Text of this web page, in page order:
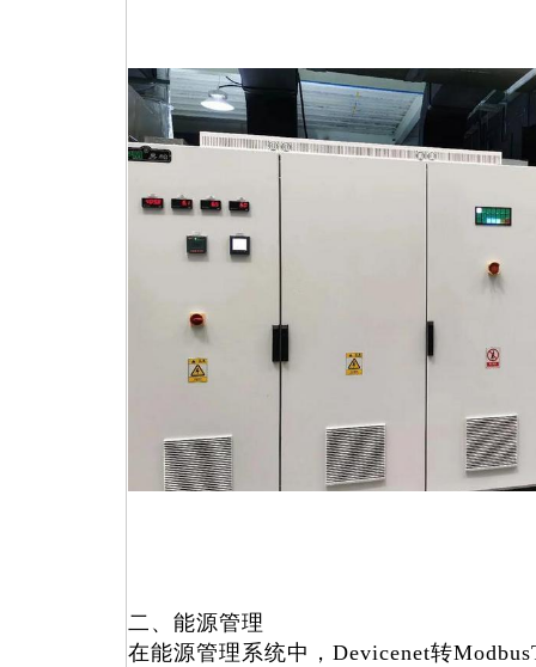
二、能源管理
在能源管理系统中，Devicenet转